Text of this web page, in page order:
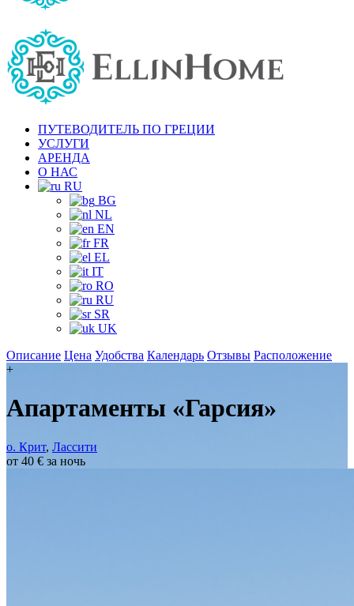
ПУТЕВОДИТЕЛЬ ПО ГРЕЦИИ
УСЛУГИ
АРЕНДА
О НАС
RU
BG
NL
EN
FR
EL
IT
RO
RU
SR
UK
Описание Цена Удобства Календарь Отзывы Расположение
+
Апартаменты «Гарсия»
о. Крит, Лассити
от 40 € за ночь